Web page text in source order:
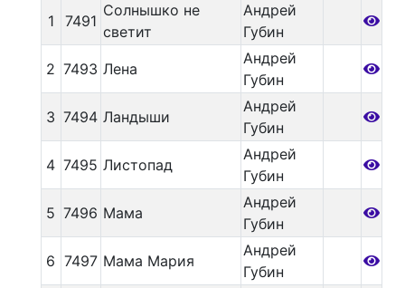
1 7491
Солнышко не
светит
Андрей
Губин
2 7493 Лена
Андрей
Губин
3 7494 Ландыши
Андрей
Губин
4 7495 Листопад
Андрей
Губин
5 7496 Мама
Андрей
Губин
6 7497 Мама Мария
Андрей
Губин